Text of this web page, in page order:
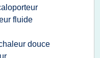
fluide
douce